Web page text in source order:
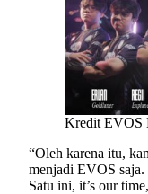
Kredit EVOS
“Oleh karena itu,
menjadi EVOS
Satu ini, it’s our